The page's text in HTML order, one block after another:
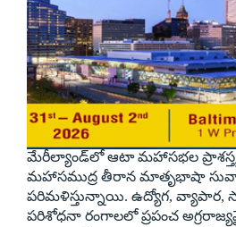
మేరీల్యాండ్‌లో ఆటా మహాసభల
మహాసముద్ర తీరాన మాతృభాషా
పరిమళిస్తున్నాయి. ఉద్యోగ, వ్యాపార,
పరిశోధనా రంగాలలో ప్రపంచ